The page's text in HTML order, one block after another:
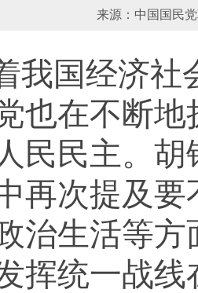
来源：中国国
我国经济社
也在不断
民民主。
再次提及
治生活等
挥统一战